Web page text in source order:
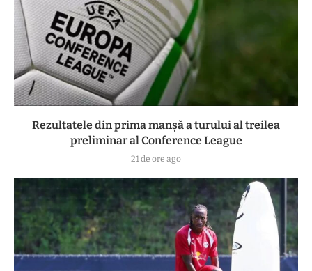
Rezultatele din prima manşă a turului al treilea
preliminar al Conference League
21 de ore ago